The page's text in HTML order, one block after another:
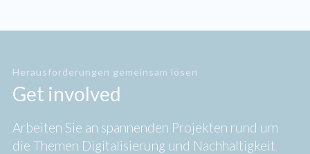
Herausforderungen gemeinsam lösen
Get involved
Arbeiten Sie an spannenden Projekten rund um
die Themen Digitalisierung und Nachhaltigkeit